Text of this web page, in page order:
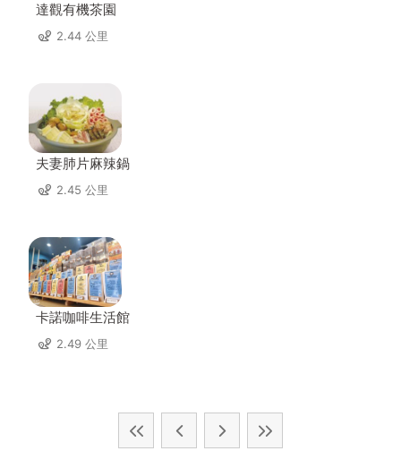
達觀有機茶園
2.44 公里
夫妻肺片麻辣鍋
2.45 公里
卡諾咖啡生活館
2.49 公里